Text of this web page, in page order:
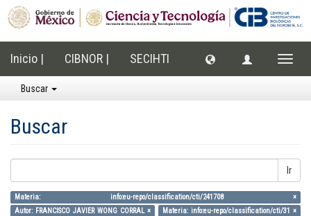
Inicio | CIBNOR | SECIHTI
Buscar
Buscar
Ir
Materia: info:eu-repo/classification/cti/241708 ×
Autor: FRANCISCO JAVIER WONG CORRAL ×
Materia: info:eu-repo/classification/cti/31 ×